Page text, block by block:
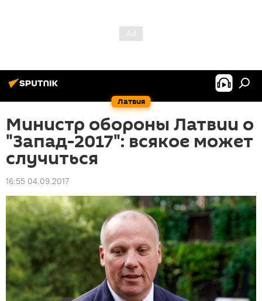
Латвия
Министр обороны Латвии о
"Запад-2017": всякое может
случиться
16:55 04.09.2017